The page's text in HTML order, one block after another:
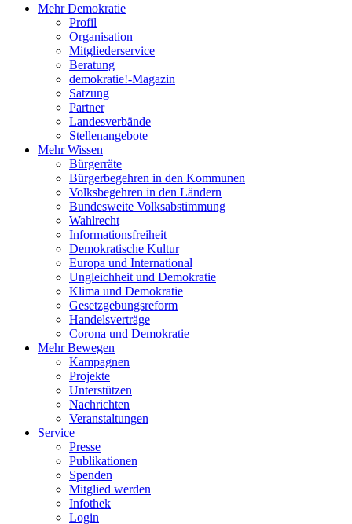
Mehr Demokratie
Profil
Organisation
Mitgliederservice
Beratung
demokratie!-Magazin
Satzung
Partner
Landesverbände
Stellenangebote
Mehr Wissen
Bürgerräte
Bürgerbegehren in den Kommunen
Volksbegehren in den Ländern
Bundesweite Volksabstimmung
Wahlrecht
Informationsfreiheit
Demokratische Kultur
Europa und International
Ungleichheit und Demokratie
Klima und Demokratie
Gesetzgebungsreform
Handelsverträge
Corona und Demokratie
Mehr Bewegen
Kampagnen
Projekte
Unterstützen
Nachrichten
Veranstaltungen
Service
Presse
Publikationen
Spenden
Mitglied werden
Infothek
Login